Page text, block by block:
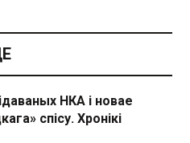
НКА і новае
спісу. Хронікі